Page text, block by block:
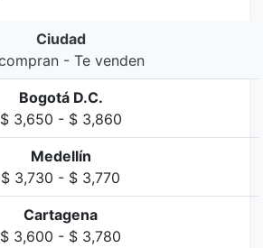
Ciudad
- Te venden
Bogotá D.C.
$ 3,650 - $ 3,860
Medellín
$ 3,730 - $ 3,770
Cartagena
$ 3,600 - $ 3,780